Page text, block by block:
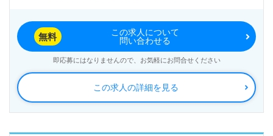
心に病院、介護老人保健施設、グループホームを展
開。内科、外科、整形外科、リハビリテーション科、
泌尿器科を専門とする病院を展開されています。
◎『職場が明るい、挨拶が気持ちよい、上司が親切、
スムーズに仕事を覚えられた』等のお声も届く病院
この求人の詳細を見る
無料
この求人について
問い合わせる
即応募にはなりませんので、お気軽にお問合せください